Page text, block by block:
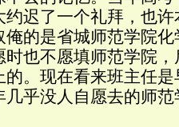
约迟了一个礼拜，也
的是省城师范学院
也不愿填师范学院
的。现在看来班主任
几乎没人自愿去的师